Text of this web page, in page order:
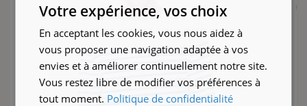
Votre expérience, vos choix
En acceptant les cookies, vous nous aidez à
vous proposer une navigation adaptée à vos
envies et à améliorer continuellement notre site.
Vous restez libre de modifier vos préférences à
tout moment. Politique de confidentialité